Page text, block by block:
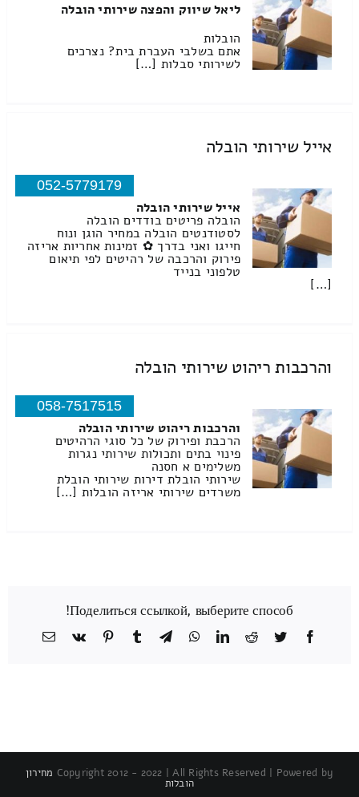
ליאל שיווק והפצה שירותי הובלה
הובלות
אתם בשלבי העברת בית? נצרכים
לשירותי סבלות […]
אייל שירותי הובלה
052-5779179
אייל שירותי הובלה
הובלה פריטים בודדים הובלה
לסטודנטים הובלה במחיר הוגן ונוח
חייגו ואני בדרך ✿ זמינות אחריות אריזה
פירוק והרכבה של רהיטים לפי תיאום
טלפוני בנייד
[…]
והרכבות ריהוט שירותי הובלה
058-7517515
והרכבות ריהוט שירותי הובלה
הרכבת ופירוק של כל סוגי הרהיטים
פינוי בתים ותכולות שירותי נגרות
משלימים א חסנה
שירותי הובלת דירות שירותי הובלת
משרדים שירותי אריזה הובלות […]
Поделиться ссылкой, выберите способ!
Facebook
Twitter
Reddit
LinkedIn
WhatsApp
Telegram
Tumblr
Pinterest
Vk
כתובת
Copyright 2012 - 2022 | All Rights Reserved | Powered by מחירון
הובלות